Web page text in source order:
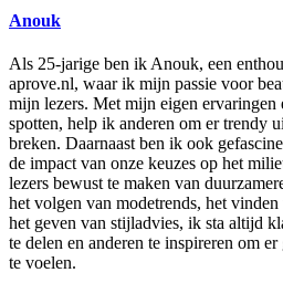
Anouk
Als 25-jarige ben ik Anouk, een
aprove.nl, waar ik mijn passie voor
mijn lezers. Met mijn eigen ervaringen
spotten, help ik anderen om er trendy
breken. Daarnaast ben ik ook
de impact van onze keuzes op het
lezers bewust te maken van
het volgen van modetrends, het
het geven van stijladvies, ik sta altijd
te delen en anderen te inspireren om
te voelen.